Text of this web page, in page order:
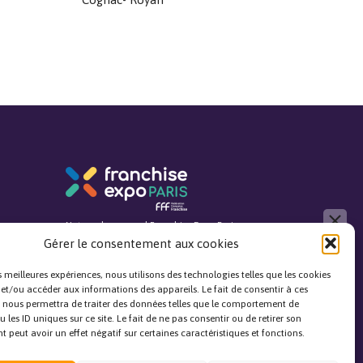
Gérer le consentement aux cookies
meilleures expériences, nous utilisons des technologies telles que les cookies
ou accéder aux informations des appareils. Le fait de consentir à ces
permettra de traiter des données telles que le comportement de
les ID uniques sur ce site. Le fait de ne pas consentir ou de retirer son
peut avoir un effet négatif sur certaines caractéristiques et fonctions.
Notre salon annuel Franchise Expo Paris
Notre média pour tout savoir avant de se lancer
dans l’entrepreneuriat
close
Bonjour, je réponds à toutes vos
questions !
J'ai une question